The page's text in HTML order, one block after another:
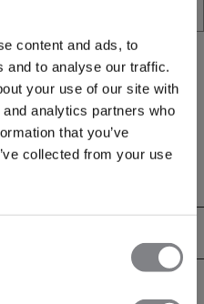
content and ads, to
and to analyse our traffic.
your use of our site with
analytics partners who
that you’ve
collected from your use
un essentiel léger et sans coutures
Avec sa coupe courte et sa
garde au frais pendant chaque
Collection Cardio, il est conçu pour
85% Polyamide, 15%